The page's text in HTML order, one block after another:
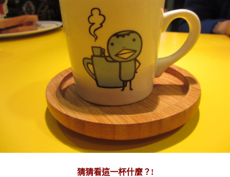
猜猜看這一杯什麼？!